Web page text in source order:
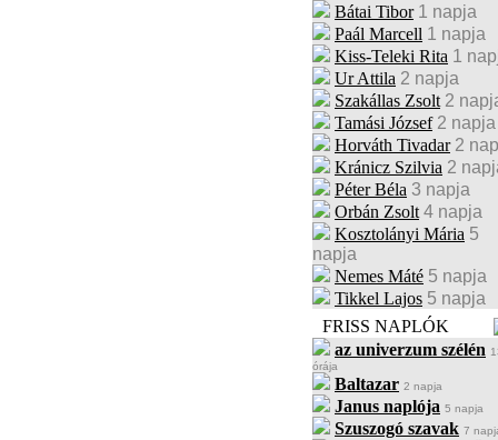
Bátai Tibor 1 napja
Paál Marcell 1 napja
Kiss-Teleki Rita 1
Ur Attila 2 napja
Szakállas Zsolt 2
Tamási József 2 napja
Horváth Tivadar 2
Kránicz Szilvia 2
Péter Béla 3 napja
Orbán Zsolt 4 napja
Kosztolányi Mária 5
napja
Nemes Máté 5 napja
Tikkel Lajos 5 napja
FRISS NAPLÓK
az univerzum szélén
órája
Baltazar 2 napja
Janus naplója 5 napja
Szuszogó szavak 7